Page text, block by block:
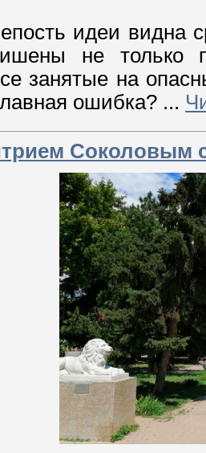
идеи видна
не только
занятые на
ошибка? ...
Соколовым